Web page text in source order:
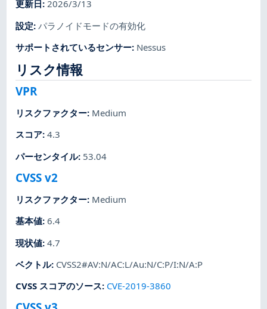
更新日:2026/3/13
設定:パラノイドモードの有効化
サポートされているセンサー: Nessus
リスク情報
VPR
リスクファクター: Medium
スコア:4.3
パーセンタイル: 53.04
CVSS v2
リスクファクター: Medium
基本値:6.4
現状値:4.7
ベクトル: CVSS2#AV:N/AC:L/Au:N/C:P/I:N/A:P
CVSS スコアのソース: CVE-2019-3860